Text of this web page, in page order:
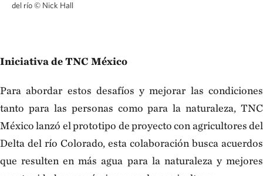
del río© Nick Hall
Iniciativa de TNC México
Para abordar estos desafíos y mejorar las condiciones
tanto para las personas como para la naturaleza, TNC
México lanzó el prototipo de proyecto con agricultores del
Delta del río Colorado, esta colaboración busca acuerdos
que resulten en más agua para la naturaleza y mejores